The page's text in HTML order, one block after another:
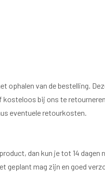
ophalen van de bestelling.
bij ons te
eventuele retourkosten.
dan kun je tot 14 dagen
geplant mag zijn en goed